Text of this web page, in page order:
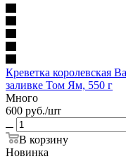
Креветка королевская
заливке Том Ям, 550 г
Много
600 руб./шт
В корзину
Новинка